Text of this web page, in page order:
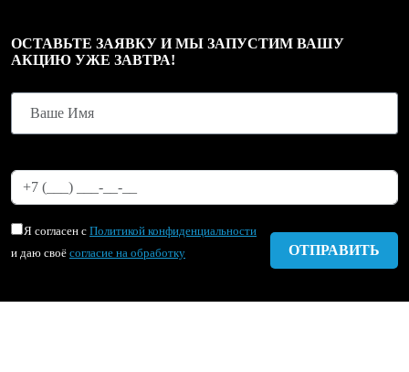
ОСТАВЬТЕ ЗАЯВКУ И МЫ ЗАПУСТИМ ВАШУ
АКЦИЮ УЖЕ ЗАВТРА!
Я согласен с Политикой конфиденциальности
и даю своё согласие на обработку